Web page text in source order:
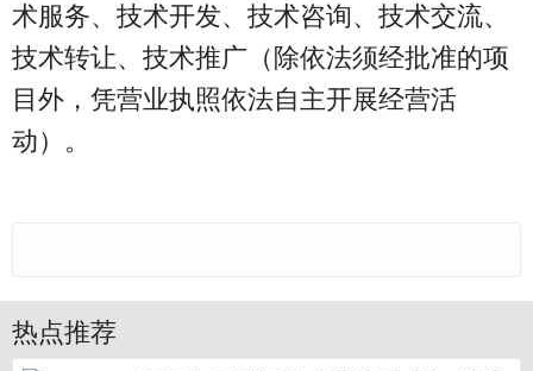
术服务、技术开发、技术咨询、技术交流、
技术转让、技术推广（除依法须经批准的项
目外，凭营业执照依法自主开展经营活
动）。
热点推荐